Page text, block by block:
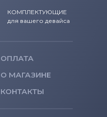
КОМПЛЕКТУЮЩИЕ
для вашего девайса
ОПЛАТА
О МАГАЗИНЕ
КОНТАКТЫ